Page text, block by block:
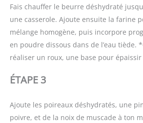
Fais chauffer le beurre déshydraté
une casserole. Ajoute ensuite la farine
mélange homogène, puis incorpore
en poudre dissous dans de l’eau tiède.
réaliser un roux, une base pour
ÉTAPE 3
Ajoute les poireaux déshydratés, une
poivre, et de la noix de muscade à ton